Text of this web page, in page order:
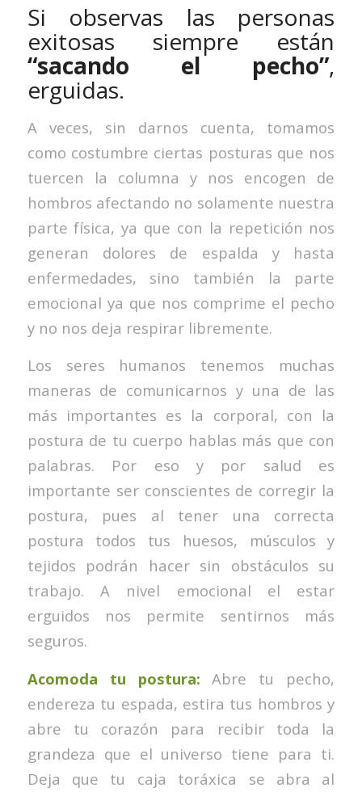
Si observas las personas
exitosas siempre están
“sacando el pecho”,
erguidas.
A veces, sin darnos cuenta, tomamos
como costumbre ciertas posturas que nos
tuercen la columna y nos encogen de
hombros afectando no solamente nuestra
parte física, ya que con la repetición nos
generan dolores de espalda y hasta
enfermedades, sino también la parte
emocional ya que nos comprime el pecho
y no nos deja respirar libremente.
Los seres humanos tenemos muchas
maneras de comunicarnos y una de las
más importantes es la corporal, con la
postura de tu cuerpo hablas más que con
palabras. Por eso y por salud es
importante ser conscientes de corregir la
postura, pues al tener una correcta
postura todos tus huesos, músculos y
tejidos podrán hacer sin obstáculos su
trabajo. A nivel emocional el estar
erguidos nos permite sentirnos más
seguros.
Acomoda tu postura: Abre tu pecho,
endereza tu espada, estira tus hombros y
abre tu corazón para recibir toda la
grandeza que el universo tiene para ti.
Deja que tu caja toráxica se abra al